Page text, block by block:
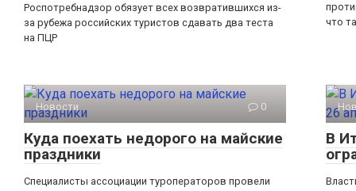
Роспотребнадзор обязует всех возвратившихся из-
за рубежа российских туристов сдавать два теста
на ПЦР
что
Новости 0
Куда поехать недорого на майские
праздники
Специалисты ассоциации туроператоров провели
В